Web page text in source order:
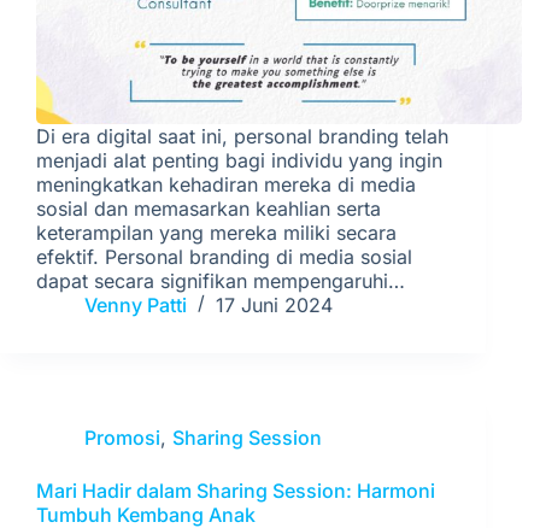
Di era digital saat ini, personal branding telah
menjadi alat penting bagi individu yang ingin
meningkatkan kehadiran mereka di media
sosial dan memasarkan keahlian serta
keterampilan yang mereka miliki secara
efektif. Personal branding di media sosial
dapat secara signifikan mempengaruhi…
Venny Patti
17 Juni 2024
Promosi, Sharing Session
Mari Hadir dalam Sharing Session: Harmoni
Tumbuh Kembang Anak